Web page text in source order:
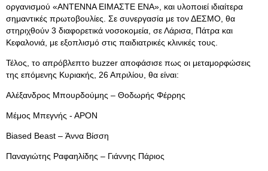
οργανισμού «ΑΝΤΕΝΝΑ ΕΙΜΑΣΤΕ ΕΝΑ», και υλοποιεί ιδιαίτερα
σημαντικές πρωτοβουλίες. Σε συνεργασία με τον ΔΕΣΜΟ, θα
στηριχθούν 3 διαφορετικά νοσοκομεία, σε Λάρισα, Πάτρα και
Κεφαλονιά, με εξοπλισμό στις παιδιατρικές κλινικές τους.
Τέλος, το απρόβλεπτο buzzer αποφάσισε πως οι μεταμορφώσεις
της επόμενης Κυριακής, 26 Απριλίου, θα είναι:
Αλέξανδρος Μπουρδούμης – Θοδωρής Φέρρης
Μέμος Μπεγνής - ΑΡΟΝ
Biased Beast – Άννα Βίσση
Παναγιώτης Ραφαηλίδης – Γιάννης Πάριος